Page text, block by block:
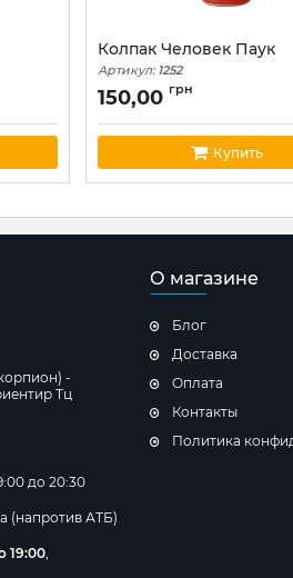
Колпак Человек Паук
Артикул:1252
150,00 грн
Купить
-
Тц
до 20:30
(напротив АТБ)
19:00,
О магазине
Блог
Доставка
Оплата
Контакты
Политика